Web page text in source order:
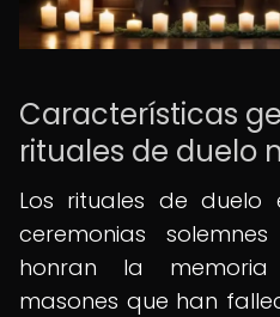
Características
rituales de duelo
Los rituales de duelo
ceremonias
honran la
masones que han